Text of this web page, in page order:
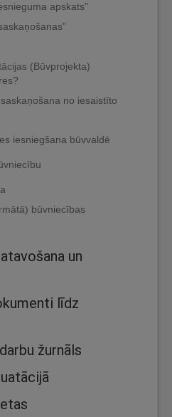
apskats"
(Būvprojekta)
no iesaistīto
iesniegšana būvvaldē
būvniecības
un
līdz
žurnāls